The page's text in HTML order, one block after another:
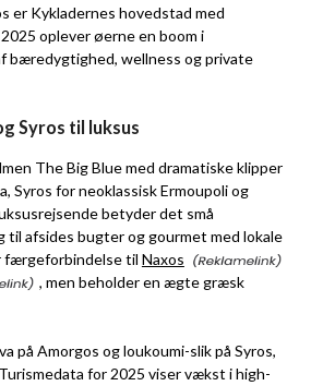
er Kykladernes hovedstad med
oplever øerne en boom i
bæredygtighed, wellness og private
Syros til luksus
The Big Blue med dramatiske klipper
Syros for neoklassisk Ermoupoli og
betyder det små
til afsides bugter og gourmet med lokale
færgeforbindelse til Naxos
, men beholder en ægte græsk
på Amorgos og loukoumi-slik på Syros,
for 2025 viser vækst i high-